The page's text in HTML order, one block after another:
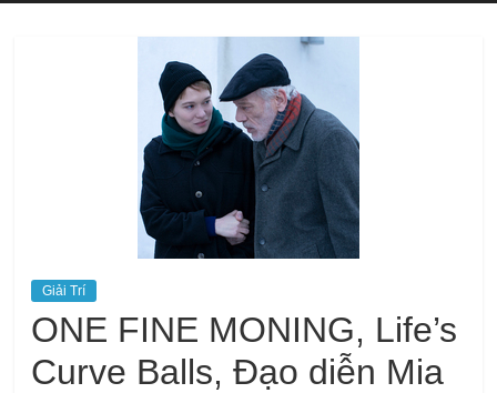
Giải Trí
ONE FINE MONING, Life’s
Curve Balls, Đạo diễn Mia